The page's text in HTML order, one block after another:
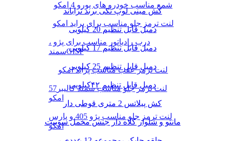
شمع مناسب خودرو های یورو 4 امکو
لنت ترمز جلو مناسب برای پراید امکو
درب رادیاتور مناسب برای پژو ،
سمندGISP
لنت ترمز عقب مناسب پراید امکو
لنت ترمز جلو مناسب سمند کالیبر57
امکو
لنت ترمز جلو مناسب پژو 405 و پارس
امکو
کش مینی لوپ تکی برند تراباند
دمبل قابل تنظیم 20 کیلویی
دمبل قابل تنظیم 17 کیلویی
دمبل قابل تنظیم 25 کیلویی
دمبل قابل تنظیم ۴۲کیلویی
کش پیلاتس 2 متری قوطی دار
مانتو و شلوار کلاه دار جنس مخمل سوییت